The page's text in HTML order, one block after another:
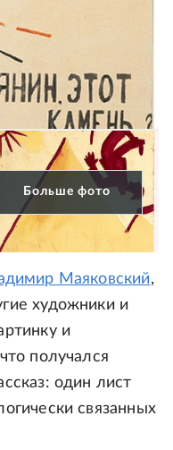
Больше фото
Маяковский,
художники и
и
получался
один лист
связанных